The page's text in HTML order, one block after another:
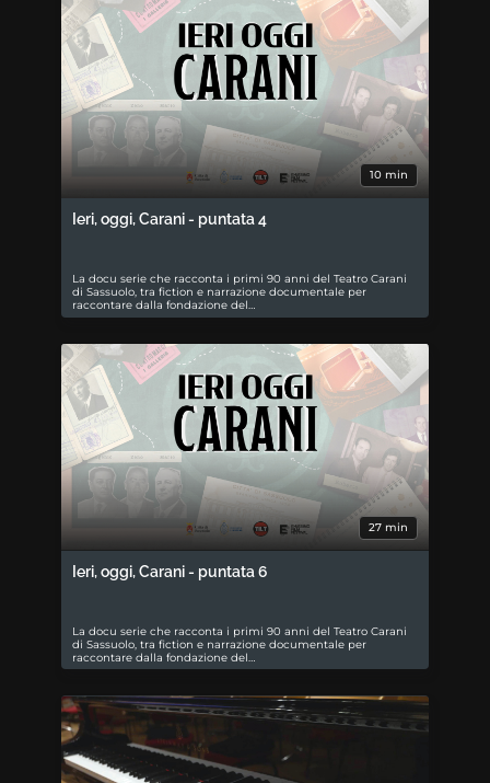
10 min
Ieri, oggi, Carani - puntata 4
La docu serie che racconta i primi 90 anni del Teatro Carani
di Sassuolo, tra fiction e narrazione documentale per
raccontare dalla fondazione del…
27 min
Ieri, oggi, Carani - puntata 6
La docu serie che racconta i primi 90 anni del Teatro Carani
di Sassuolo, tra fiction e narrazione documentale per
raccontare dalla fondazione del…